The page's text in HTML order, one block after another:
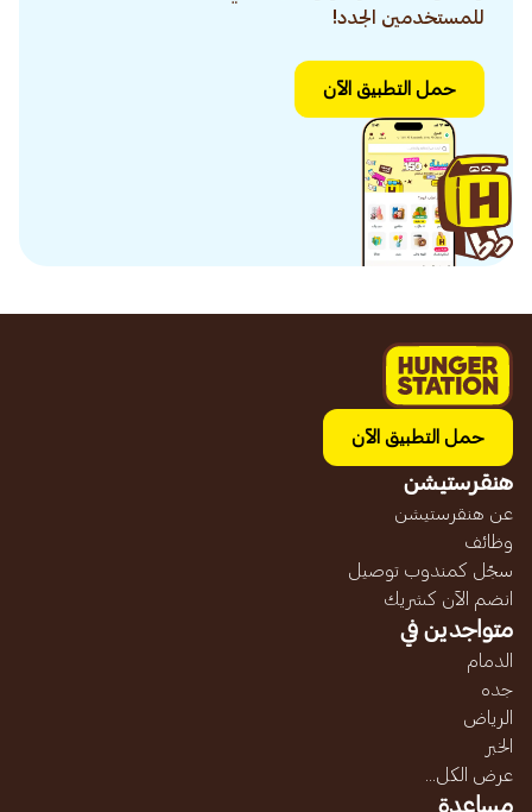
للمستخدمين الجدد!
حمل التطبيق الآن
حمل التطبيق الآن
هنقرستيشن
عن هنقرستيشن
وظائف
سجّل كمندوب توصيل
انضم الآن كشريك
متواجدين في
الدمام
جده
الرياض
الخبر
عرض الكل...
مساعدة